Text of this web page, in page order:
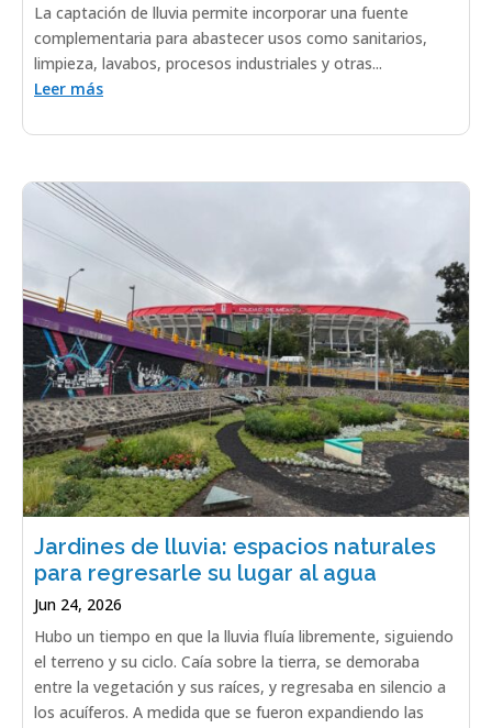
La captación de lluvia permite incorporar una fuente
complementaria para abastecer usos como sanitarios,
limpieza, lavabos, procesos industriales y otras...
Leer más
Jardines de lluvia: espacios naturales
para regresarle su lugar al agua
Jun 24, 2026
Hubo un tiempo en que la lluvia fluía libremente, siguiendo
el terreno y su ciclo. Caía sobre la tierra, se demoraba
entre la vegetación y sus raíces, y regresaba en silencio a
los acuíferos. A medida que se fueron expandiendo las